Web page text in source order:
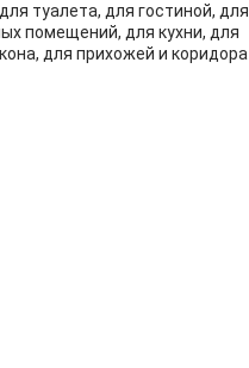
туалета, для гостиной, для
помещений, для кухни, для
для прихожей и коридора